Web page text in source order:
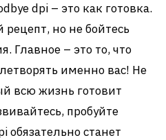
dpi – это как готовка.
но не бойтесь
Главное – это то, что
именно вас! Не
всю жизнь готовит
пробуйте
обязательно станет